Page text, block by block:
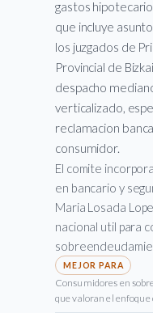
gastos
que incluye
los juzgados de
Provincial de
despacho
verticalizado,
reclamacion
consumidor.
El comite
en bancario y
Maria Losada
nacional util para
Consumidores en
que valoran el enfoque